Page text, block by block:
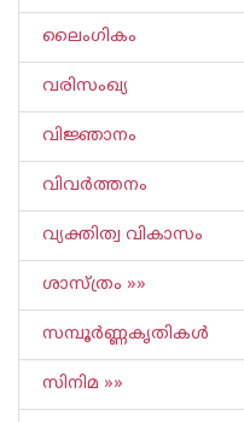
ലൈംഗികം
വരിസംഖ്യ
വിജ്ഞാനം
വിവര്‍ത്തനം
വ്യക്തിത്വ വികാസം
ശാസ്ത്രം »»
സമ്പൂര്‍ണ്ണകൃതികള്‍
സിനിമ »»